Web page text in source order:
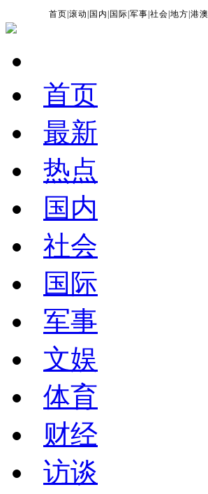
首页 |滚动 国内 国际 |军事 |社会 |地方 |港澳
首页
最新
热点
国内
社会
国际
军事
文娱
体育
财经
访谈